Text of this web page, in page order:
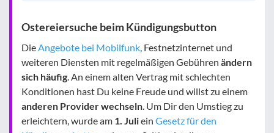
Ostereiersuche beim Kündigungsbutton
DieAngebote bei Mobilfunk, Festnetzinternet und
weiteren Diensten mit regelmäßigen Gebühren ändern
sich häufig. An einem alten Vertrag mit schlechten
Konditionen hast Du keine Freude und willst zu einem
anderen Provider wechseln. Um Dir den Umstieg zu
erleichtern, wurde am 1. Juliein Gesetz für den